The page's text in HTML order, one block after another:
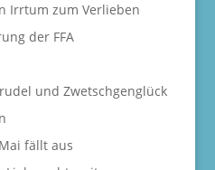
Irrtum zum Verlieben
der FFA
und Zwetschgenglück
fällt aus